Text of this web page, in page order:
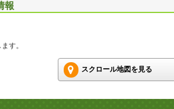
報
す。
スクロール地図を見る